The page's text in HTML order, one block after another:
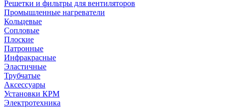
Решетки и фильтры для вентиляторов
Промышленные нагреватели
Кольцевые
Сопловые
Плоские
Патронные
Инфракрасные
Эластичные
Трубчатые
Аксессуары
Установки КРМ
Электротехника